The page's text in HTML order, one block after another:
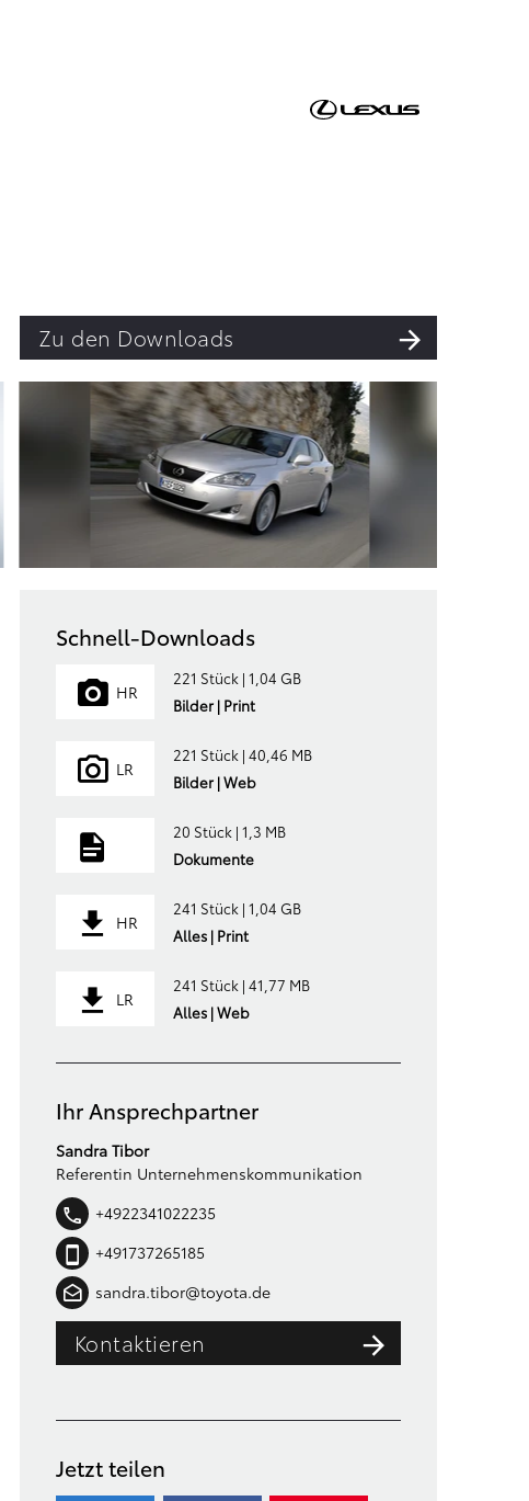
Zu den Downloads
Schnell-Downloads
HR
221 Stück | 1,04 GB
Bilder | Print
LR
221 Stück | 40,46 MB
Bilder | Web
20 Stück | 1,3 MB
Dokumente
HR
241 Stück | 1,04 GB
Alles | Print
LR
241 Stück | 41,77 MB
Alles | Web
Ihr Ansprechpartner
Sandra Tibor
Referentin Unternehmenskommunikation
+4922341022235
+491737265185
sandra.tibor@toyota.de
Kontaktieren
Jetzt teilen